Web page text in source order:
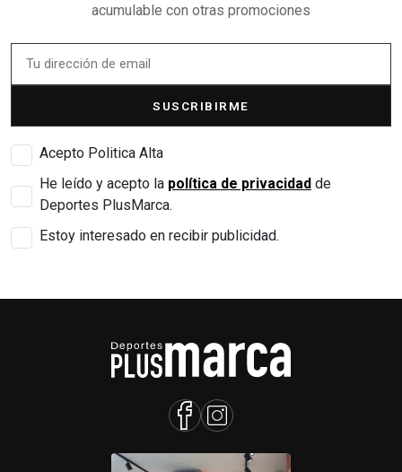
acumulable con otras promociones
SUSCRIBIRME
Acepto Politica Alta
He leído y acepto la política de privacidad de
Deportes PlusMarca.
Estoy interesado en recibir publicidad.